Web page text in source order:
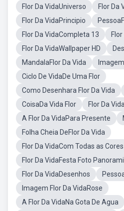
Flor Da VidaUniverso
Flor Da
Flor Da VidaPrincipio
Flor Da VidaCompleta 13
Flor Da VidaWallpaper HD
MandalaFlor Da Vida
Ciclo De VidaDe Uma Flor
Como Desenhara Flor Da Vida
CoisaDa Vida Flor
Flor Da
A Flor Da VidaPara Presente
Folha Cheia DeFlor Da Vida
Flor Da VidaCom Todas as Cores
Flor Da VidaFesta Foto
Flor Da VidaDesenhos
Imagem Flor Da VidaRose
A Flor Da VidaNa Gota De Agua